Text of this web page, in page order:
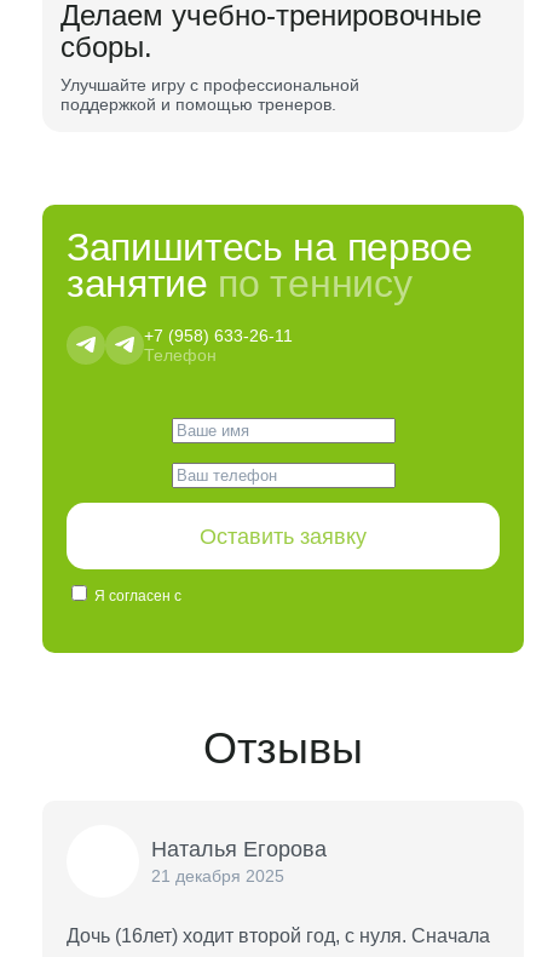
Делаем учебно-тренировочные
сборы.
Улучшайте игру с профессиональной
поддержкой и помощью тренеров.
Запишитесь на первое
занятие по теннису
+7 (958) 633-26-11
Телефон
Оставить заявку
Я согласен с
Отзывы
Наталья Егорова
21 декабря 2025
Дочь (16лет) ходит второй год, с нуля. Сначала